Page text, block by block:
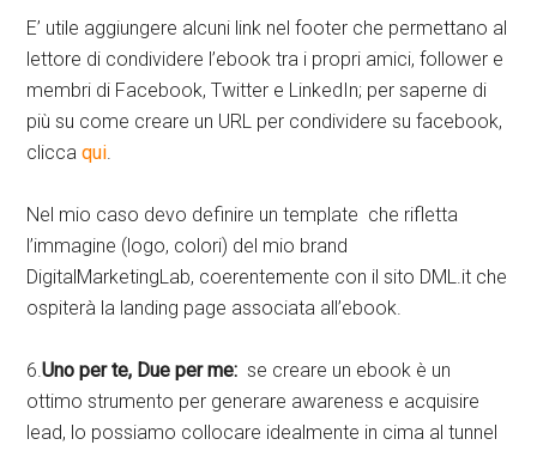
E’ utile aggiungere alcuni link nel footer che permettano al
lettore di condividere l’ebook tra i propri amici, follower e
membri di Facebook, Twitter e LinkedIn; per saperne di
più su come creare un URL per condividere su facebook,
cliccaqui.
Nel mio caso devo definire un template che rifletta
l’immagine (logo, colori) del mio brand
DigitalMarketingLab, coerentemente con il sito DML.it che
ospiterà la landing page associata all’ebook.
6.Uno per te, Due per me:se creare un ebook è un
ottimo strumento per generare awareness e acquisire
lead, lo possiamo collocare idealmente in cima al tunnel